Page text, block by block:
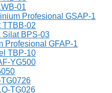
01
Profesional GSAP-1
TTBB-02
Silat BPS-03
Profesional GFAP-1
TBP-10
YG500
TG026